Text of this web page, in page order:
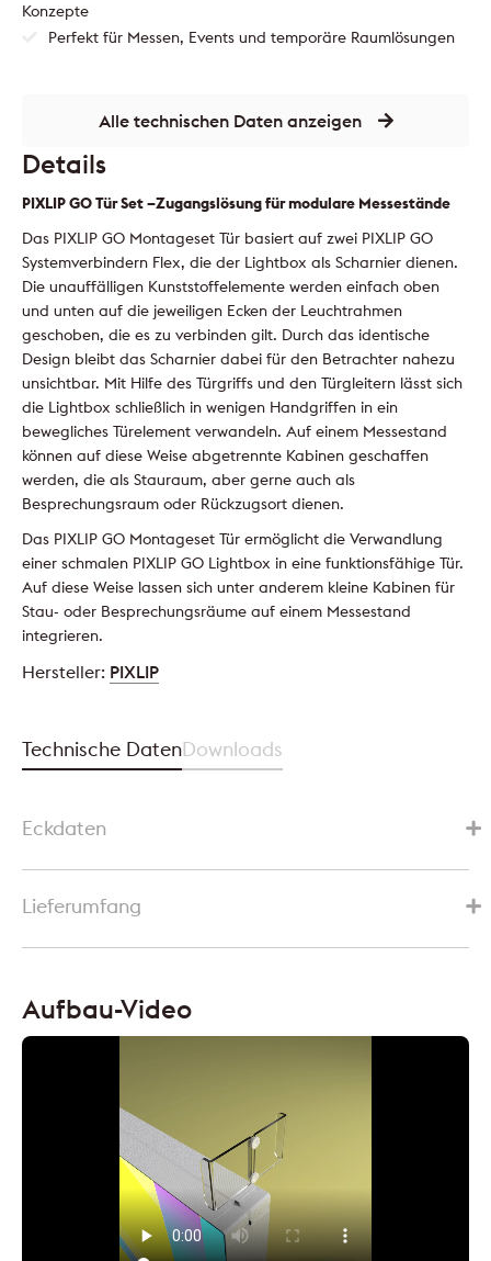
Konzepte
Perfekt für Messen, Events und temporäre Raumlösungen
Alle technischen Daten anzeigen
Details
PIXLIP GO Tür Set –Zugangslösung für modulare Messestände
Das PIXLIP GO Montageset Tür basiert auf zwei PIXLIP GO
Systemverbindern Flex, die der Lightbox als Scharnier dienen.
Die unauffälligen Kunststoffelemente werden einfach oben
und unten auf die jeweiligen Ecken der Leuchtrahmen
geschoben, die es zu verbinden gilt. Durch das identische
Design bleibt das Scharnier dabei für den Betrachter nahezu
unsichtbar. Mit Hilfe des Türgriffs und den Türgleitern lässt sich
die Lightbox schließlich in wenigen Handgriffen in ein
bewegliches Türelement verwandeln. Auf einem Messestand
können auf diese Weise abgetrennte Kabinen geschaffen
werden, die als Stauraum, aber gerne auch als
Besprechungsraum oder Rückzugsort dienen.
Das PIXLIP GO Montageset Tür ermöglicht die Verwandlung
einer schmalen PIXLIP GO Lightbox in eine funktionsfähige Tür.
Auf diese Weise lassen sich unter anderem kleine Kabinen für
Stau- oder Besprechungsräume auf einem Messestand
integrieren.
Hersteller: PIXLIP
Technische DatenDownloads
Eckdaten
Lieferumfang
Aufbau-Video